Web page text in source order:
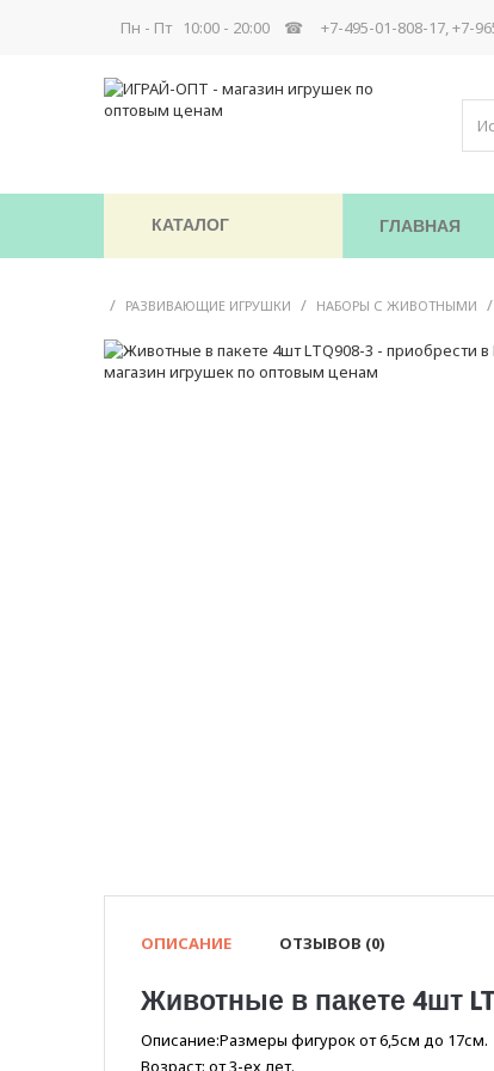
Пн - Пт 10:00 - 20:00 ☎ +7-495-01-808-17, +7-
КАТАЛОГ ГЛАВНАЯ
/ РАЗВИВАЮЩИЕ ИГРУШКИ / НАБОРЫ С ЖИВОТНЫМИ /
ОПИСАНИЕ ОТЗЫВОВ (0)
Животные в пакете 4шт
Описание:Размеры фигурок от 6,5см до 17см.
Возраст: от 3-ех лет.